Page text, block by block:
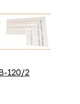
120/2